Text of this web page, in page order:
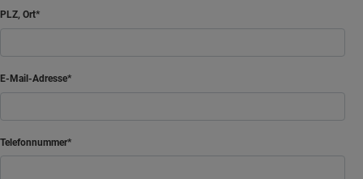
PLZ, Ort
E-Mail-Adresse
Telefonnummer